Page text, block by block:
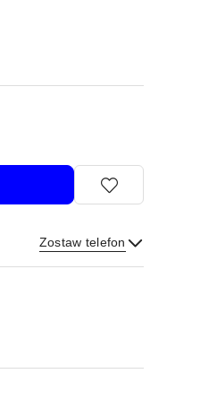
Zostaw telefon
Wyślij